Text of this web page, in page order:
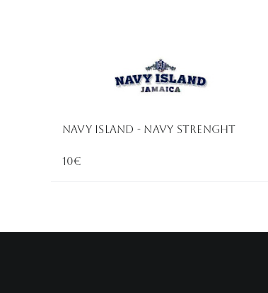
NAVY ISLAND - Navy Strenght
10€